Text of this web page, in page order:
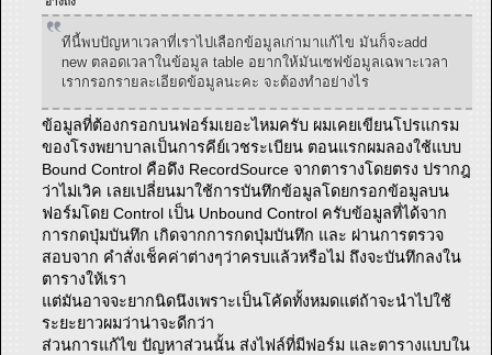
ทีนี้พบปัญหาเวลาที่เราไปเลือกข้อมูลเก่ามาแก้ไข มันก็จะadd
new ตลอดเวลาในข้อมูล table อยากให้มันเซฟข้อมูลเฉพาะเวลา
เรากรอกรายละเอียดข้อมูลนะคะ จะต้องทำอย่างไร
ข้อมูลที่ต้องกรอกบนฟอร์มเยอะไหมครับ ผมเคยเขียนโปรแกรม
ของโรงพยาบาลเป็นการคีย์เวชระเบียน ตอนแรกผมลองใช้แบบ
Bound Control คือดึง RecordSource จากตารางโดยตรง ปรากฎ
ว่าไม่เวิค เลยเปลี่ยนมาใช้การบันทึกข้อมูลโดยกรอกข้อมูลบน
ฟอร์มโดย Control เป็น Unbound Control ครับข้อมูลที่ได้จาก
การกดปุ่มบันทึก เกิดจากการกดปุ่มบันทึก และ ผ่านการตรวจ
สอบจาก คำสั่งเช็คค่าต่างๆว่าครบแล้วหรือไม่ ถึงจะบันทึกลงใน
ตารางให้เรา
แต่มันอาจจะยากนิดนึงเพราะเป็นโค้ดทั้งหมดแต่ถ้าจะนำไปใช้
ระยะยาวผมว่าน่าจะดีกว่า
ส่วนการแก้ไข ปัญหาส่วนนั้น ส่งไฟล์ที่มีฟอร์ม และตารางแบบใน